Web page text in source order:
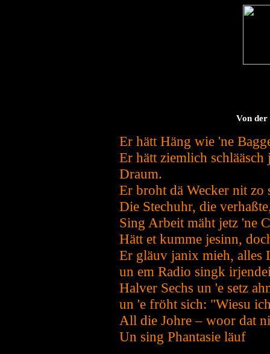
Von
Er hätt Häng wie 'ne
Er hätt ziemlich schlääsch
Draum.
Er broht dä Wecker nit zo
Die Stechuhr, die
Sing Arbeit mäht jetz 'ne
Hätt et kumme jesinn,
Er gläuv janix mieh, alles
un em Radio singk
Halver Sechs un 'e setz
un 'e fröht sich: "Wiesu
All die Johre – woor dat
Un sing Phantasie läuf